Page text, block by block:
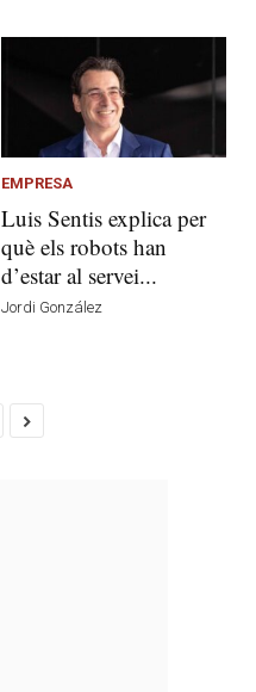
EMPRESA
Luis Sentis explica per
què els robots han
d’estar al servei...
Jordi González